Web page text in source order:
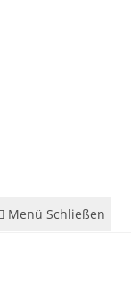
Menü Schließen